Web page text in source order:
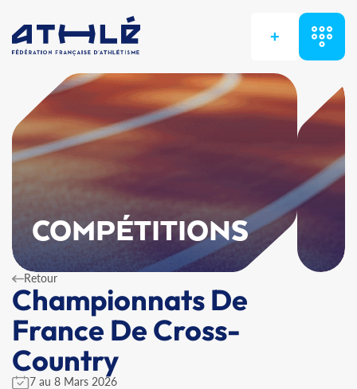
+
COMPÉTITIONS
Retour
Championnats De
France De Cross-
Country
7 au 8 Mars 2026